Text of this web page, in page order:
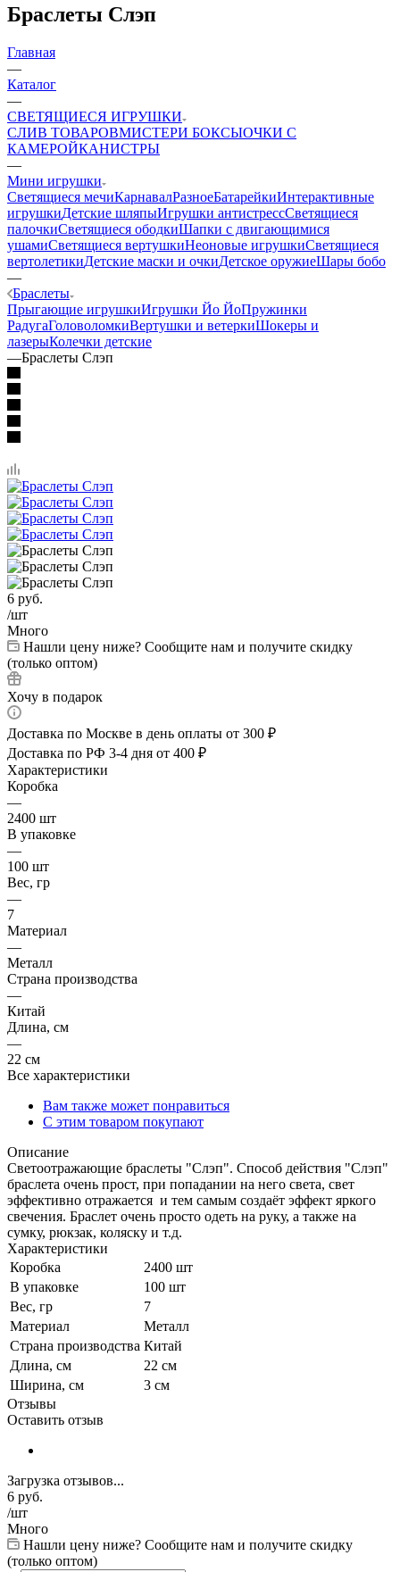
Браслеты Слэп
Главная
—
Каталог
—
СВЕТЯЩИЕСЯ ИГРУШКИ
CЛИВ ТОВАРОВМИСТЕРИ БОКСЫОЧКИ С
КАМЕРОЙКАНИСТРЫ
—
Мини игрушки
Светящиеся мечиКарнавалРазноеБатарейкиИнтерактивные
игрушкиДетские шляпыИгрушки антистрессСветящиеся
палочкиСветящиеся ободкиШапки с двигающимися
ушамиСветящиеся вертушкиНеоновые игрушкиСветящиеся
вертолетикиДетские маски и очкиДетское оружиеШары бобо
—
Браслеты
Прыгающие игрушкиИгрушки Йо ЙоПружинки
РадугаГоловоломкиВертушки и ветеркиШокеры и
лазерыКолечки детские
—Браслеты Слэп
6 руб.
/шт
Много
Нашли цену ниже? Сообщите нам и получите скидку
(только оптом)
Хочу в подарок
Доставка по Москве в день оплаты от 300 ₽
Доставка по РФ 3-4 дня от 400 ₽
Характеристики
Коробка
—
2400 шт
В упаковке
—
100 шт
Вес, гр
—
7
Материал
—
Металл
Страна производства
—
Китай
Длина, см
—
22 см
Все характеристики
Вам также может понравиться
С этим товаром покупают
Описание
Светоотражающие браслеты "Слэп". Способ действия "Слэп"
браслета очень прост, при попадании на него света, свет
эффективно отражается и тем самым создаёт эффект яркого
свечения. Браслет очень просто одеть на руку, а также на
сумку, рюкзак, коляску и т.д.
Характеристики
Коробка
2400 шт
В упаковке
100 шт
Вес, гр
7
Материал
Металл
Страна производства Китай
Длина, см
22 см
Ширина, см
3 см
Отзывы
Оставить отзыв
Загрузка отзывов...
6 руб.
/шт
Много
Нашли цену ниже? Сообщите нам и получите скидку
(только оптом)